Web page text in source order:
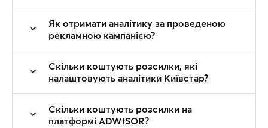
Як отримати аналітику за проведеною
рекламною кампанією?
Скільки коштують розсилки, які
налаштовують аналітики Київстар?
Скільки коштують розсилки на
платформі ADWISOR?